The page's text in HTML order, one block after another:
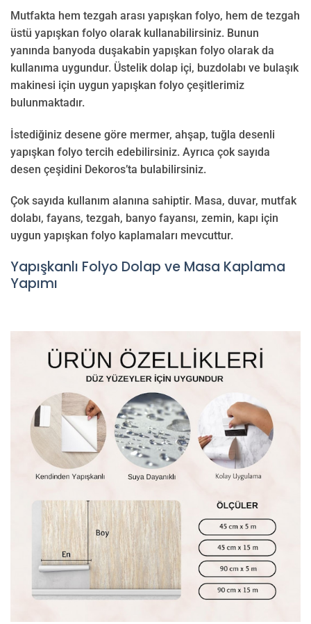
Mutfakta hem tezgah arası yapışkan folyo, hem de tezgah
üstü yapışkan folyo olarak kullanabilirsiniz. Bunun
yanında banyoda duşakabin yapışkan folyo olarak da
kullanıma uygundur. Üstelik dolap içi, buzdolabı ve bulaşık
makinesi için uygun yapışkan folyo çeşitlerimiz
bulunmaktadır.
İstediğiniz desene göre mermer, ahşap, tuğla desenli
yapışkan folyo tercih edebilirsiniz. Ayrıca çok sayıda
desen çeşidini Dekoros’ta bulabilirsiniz.
Çok sayıda kullanım alanına sahiptir. Masa, duvar, mutfak
dolabı, fayans, tezgah, banyo fayansı, zemin, kapı için
uygun yapışkan folyo kaplamaları mevcuttur.
Yapışkanlı Folyo Dolap ve Masa Kaplama
Yapımı